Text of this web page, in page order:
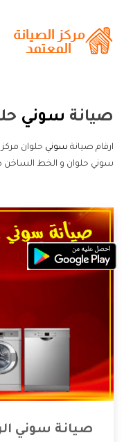
صيانة سوني
ارقام صيانة سوني حلوان
سوني حلوان و الخط الساخن
صيانة سوني